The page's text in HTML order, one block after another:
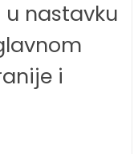
u nastavku
i